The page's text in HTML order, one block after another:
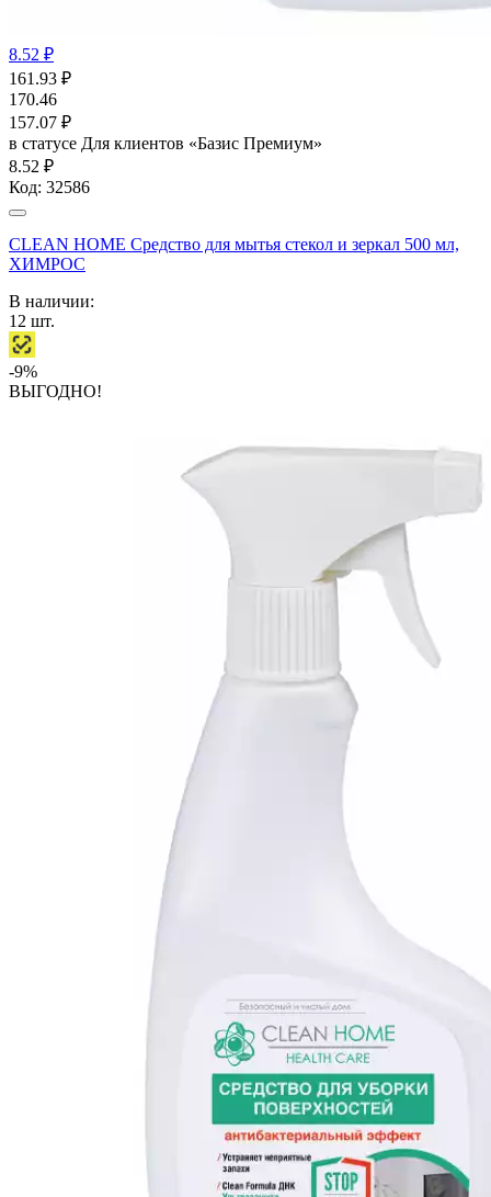
8.52 ₽
161.93 ₽
170.46
157.07 ₽
в статусе Для клиентов «Базис Премиум»
8.52 ₽
Код: 32586
CLEAN HOME Средство для мытья стекол и зеркал 500 мл,
ХИМРОС
В наличии:
12 шт.
-9%
ВЫГОДНО!